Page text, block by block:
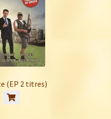
(EP 2 titres)